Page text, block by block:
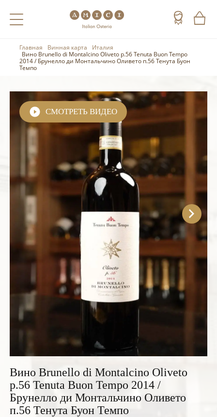
Назад
Кофе
Назад
Шампанское
Игристое вино
Портвейн
Красные вина
Белые вина
Розовые вина
Итальянские вина
Французские вина
Испанские вина
Назад
Арманьяк
Текила
Кальвадос
Джин
Ром
Граппа
Водка
Саке
Пиво
Главная Винная карта
Италия
Вино Brunello di Montalcino Oliveto p.56 Tenuta Buon Tempo
2014 / Брунелло ди Монтальчино Оливето п.56 Тенута Буон
Темпо
СМОТРЕТЬ ВИДЕО
Вино Brunello di Montalcino Oliveto
p.56 Tenuta Buon Tempo 2014 /
Брунелло ди Монтальчино Оливето
п.56 Тенута Буон Темпо